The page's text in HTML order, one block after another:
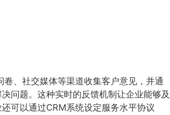
、社交媒体等渠道收集客户意见，并通
问题。这种实时的反馈机制让企业能够及
可以通过CRM系统设定服务水平协议